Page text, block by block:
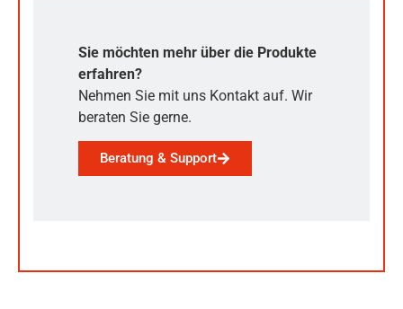
Sie möchten mehr über die Produkte
erfahren?
Nehmen Sie mit uns Kontakt auf. Wir
beraten Sie gerne.
Beratung & Support